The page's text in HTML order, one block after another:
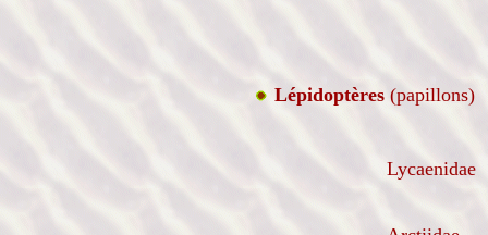
Lépidoptères (papillons)
Lycaenidae